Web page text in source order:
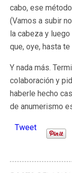
cabo, ese
(Vamos a subir
la cabeza y
que, oye, hasta
Y nada más.
colaboración y
haberle hecho
de anumerismo
Tweet